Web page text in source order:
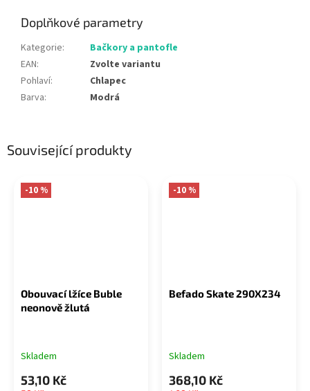
Související produkty
-10 %
Obouvací lžíce Buble
neonově žlutá
Skladem
53,10 Kč
-10 %
Befado Skate 290X234
Skladem
368,10 Kč
Doplňkové parametry
Kategorie:
Bačkory a pantofle
EAN:
Zvolte variantu
Pohlaví:
Chlapec
Barva: Modrá